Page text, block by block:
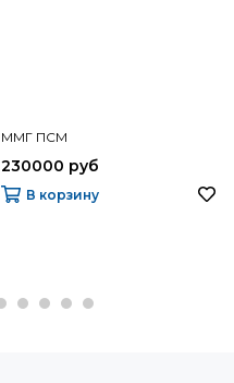
ММГ ПСМ
230000 руб
В корзину